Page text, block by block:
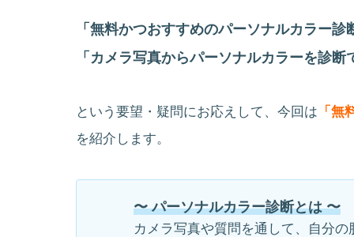
「無料かつおすすめのパーソナルカラー
「カメラ写真からパーソナルカラーを診
という要望・疑問にお応えして、今回は 「
を紹介します。
〜 パーソナルカラー診断とは 〜
カメラ写真や質問を通して、自分